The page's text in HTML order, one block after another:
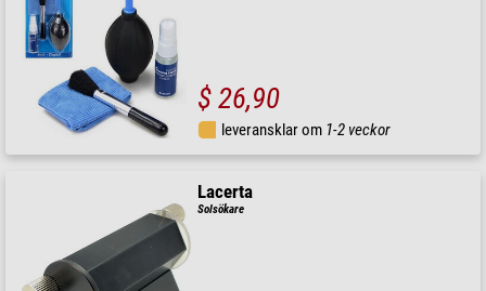
$ 26,90
leveransklar om 1-2 veckor
Lacerta
Solsökare